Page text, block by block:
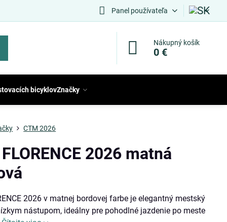
Panel používateľa
Nákupný košík
0 €
bicyklovZnačky
CTM 2026
2026 matná
2026 v matnej bordovej farbe je elegantný mestský
nástupom, ideálny pre pohodlné jazdenie po meste